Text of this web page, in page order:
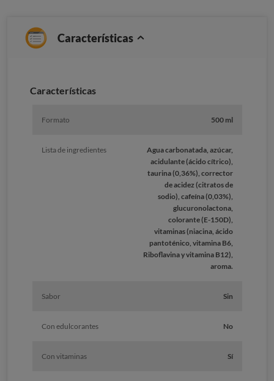
Características
Caracterí­sticas
Formato 500 ml
Lista de ingredientes
Agua carbonatada, azúcar,
acidulante (ácido cítrico),
taurina (0,36%), corrector
de acidez (citratos de
sodio), cafeína (0,03%),
glucuronolactona,
colorante (E-150D),
vitaminas (niacina, ácido
pantoténico, vitamina B6,
Riboflavina y vitamina B12),
aroma.
Sabor Sin
Con edulcorantes No
Con vitaminas Sí